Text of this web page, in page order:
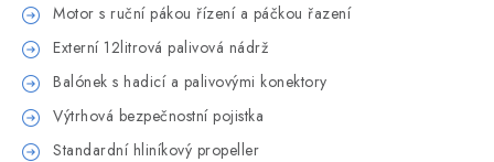
Motor s ruční pákou řízení a páčkou řazení
Externí 12litrová palivová nádrž
Balónek s hadicí a palivovými konektory
Výtrhová bezpečnostní pojistka
Standardní hliníkový propeller